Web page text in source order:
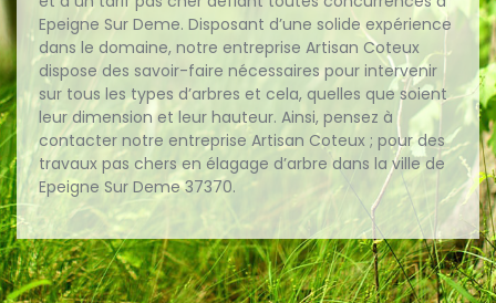
Epeigne Sur Deme. Disposant d’une solide expérience
dans le domaine, notre entreprise Artisan Coteux
dispose des savoir-faire nécessaires pour intervenir
sur tous les types d’arbres et cela, quelles que soient
leur dimension et leur hauteur. Ainsi, pensez à
contacter notre entreprise Artisan Coteux ; pour des
travaux pas chers en élagage d’arbre dans la ville de
Epeigne Sur Deme 37370.